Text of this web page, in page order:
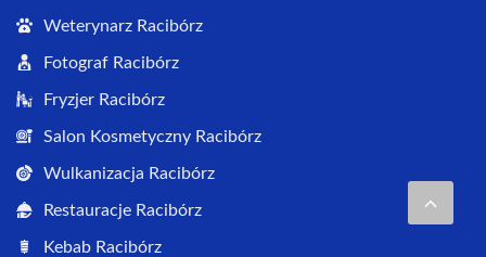
Weterynarz Racibórz
Fotograf Racibórz
Fryzjer Racibórz
Salon Kosmetyczny Racibórz
Wulkanizacja Racibórz
Restauracje Racibórz
Kebab Racibórz